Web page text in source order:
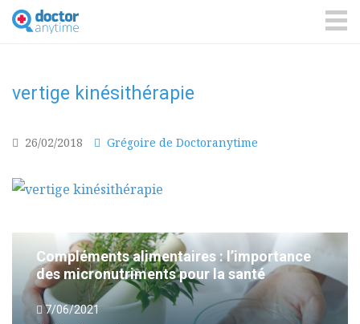
DoctorAnyTime
You
are
vertige kinésithérapie
26/02/2018 Grégoire de Doctoranytime
Compléments alimentaires : l’importance
des micronutriments pour la santé
7/06/2021